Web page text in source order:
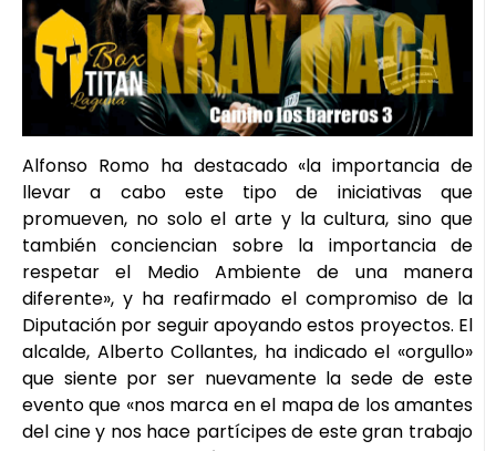
Alfonso Romo ha destacado «la importancia de
llevar a cabo este tipo de iniciativas que
promueven, no solo el arte y la cultura, sino que
también conciencian sobre la importancia de
respetar el Medio Ambiente de una manera
diferente», y ha reafirmado el compromiso de la
Diputación por seguir apoyando estos proyectos. El
alcalde, Alberto Collantes, ha indicado el «orgullo»
que siente por ser nuevamente la sede de este
evento que «nos marca en el mapa de los amantes
del cine y nos hace partícipes de este gran trabajo